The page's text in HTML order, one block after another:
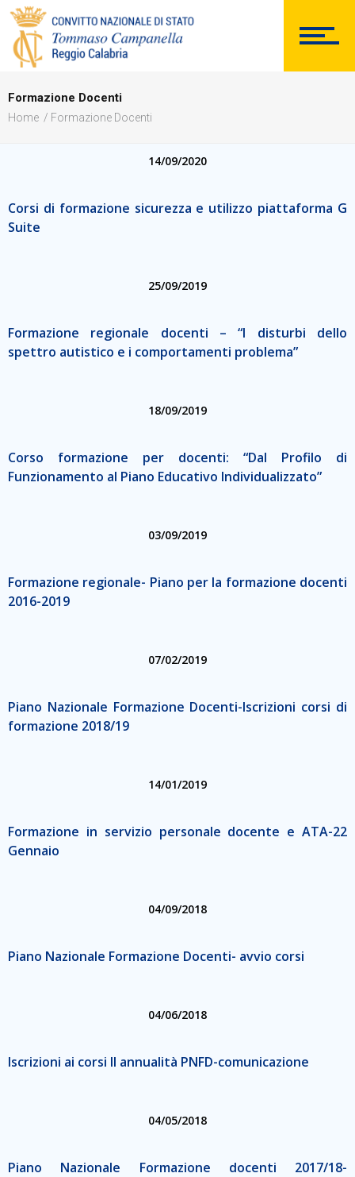
DOCUMENTAZIONE
PERSONALE
Comunicazioni Esterne
Cerca
Formazione Docenti
Home Formazione Docenti
14/09/2020
Corsi di formazione sicurezza e utilizzo piattaforma G
Suite
25/09/2019
Formazione regionale docenti – “I disturbi dello
spettro autistico e i comportamenti problema”
18/09/2019
Corso formazione per docenti: “Dal Profilo di
Funzionamento al Piano Educativo Individualizzato”
03/09/2019
Formazione regionale- Piano per la formazione docenti
2016-2019
07/02/2019
Piano Nazionale Formazione Docenti-Iscrizioni corsi di
formazione 2018/19
14/01/2019
Formazione in servizio personale docente e ATA-22
Gennaio
04/09/2018
Piano Nazionale Formazione Docenti- avvio corsi
04/06/2018
Iscrizioni ai corsi II annualità PNFD-comunicazione
04/05/2018
Piano Nazionale Formazione docenti 2017/18-